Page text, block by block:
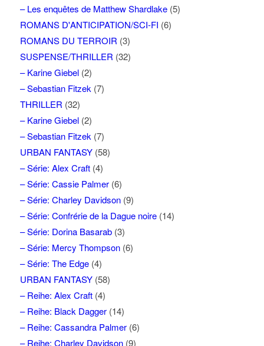
– Les enquêtes de Matthew Shardlake(5)
ROMANS D'ANTICIPATION/SCI-FI (6)
ROMANS DU TERROIR (3)
SUSPENSE/THRILLER (32)
– Karine Giebel(2)
– Sebastian Fitzek (7)
THRILLER (32)
– Karine Giebel(2)
– Sebastian Fitzek (7)
URBAN FANTASY(58)
– Série: Alex Craft(4)
– Série: Cassie Palmer(6)
– Série: Charley Davidson(9)
– Série: Confrérie de la Dague noire(14)
– Série: Dorina Basarab(3)
– Série: Mercy Thompson(6)
– Série: The Edge(4)
URBAN FANTASY(58)
– Reihe: Alex Craft(4)
– Reihe: Black Dagger(14)
– Reihe: Cassandra Palmer(6)
– Reihe: Charley Davidson(9)